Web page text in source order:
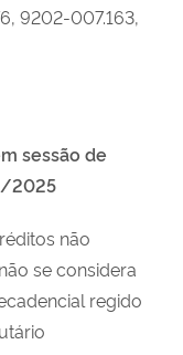
9202-007.163,
sessão de
2025
não
se considera
regido